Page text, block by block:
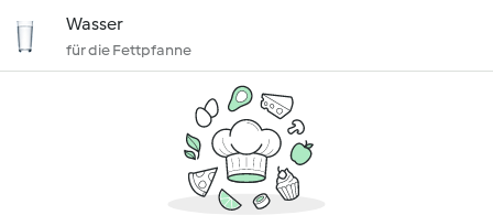
Wasser
für die Fettpfanne